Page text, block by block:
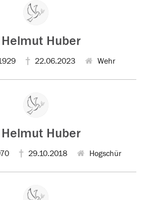
Helmut Huber
22.06.2023 Wehr
Helmut Huber
29.10.2018 Hogschür